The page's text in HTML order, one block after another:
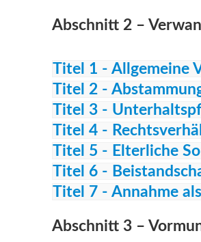
Abschnitt 2 –
Titel 1 - Allgemeine
Titel 2 -
Titel 3 -
Titel 4 -
Titel 5 - Elterliche
Titel 6 -
Titel 7 - Annahme
Abschnitt 3 –